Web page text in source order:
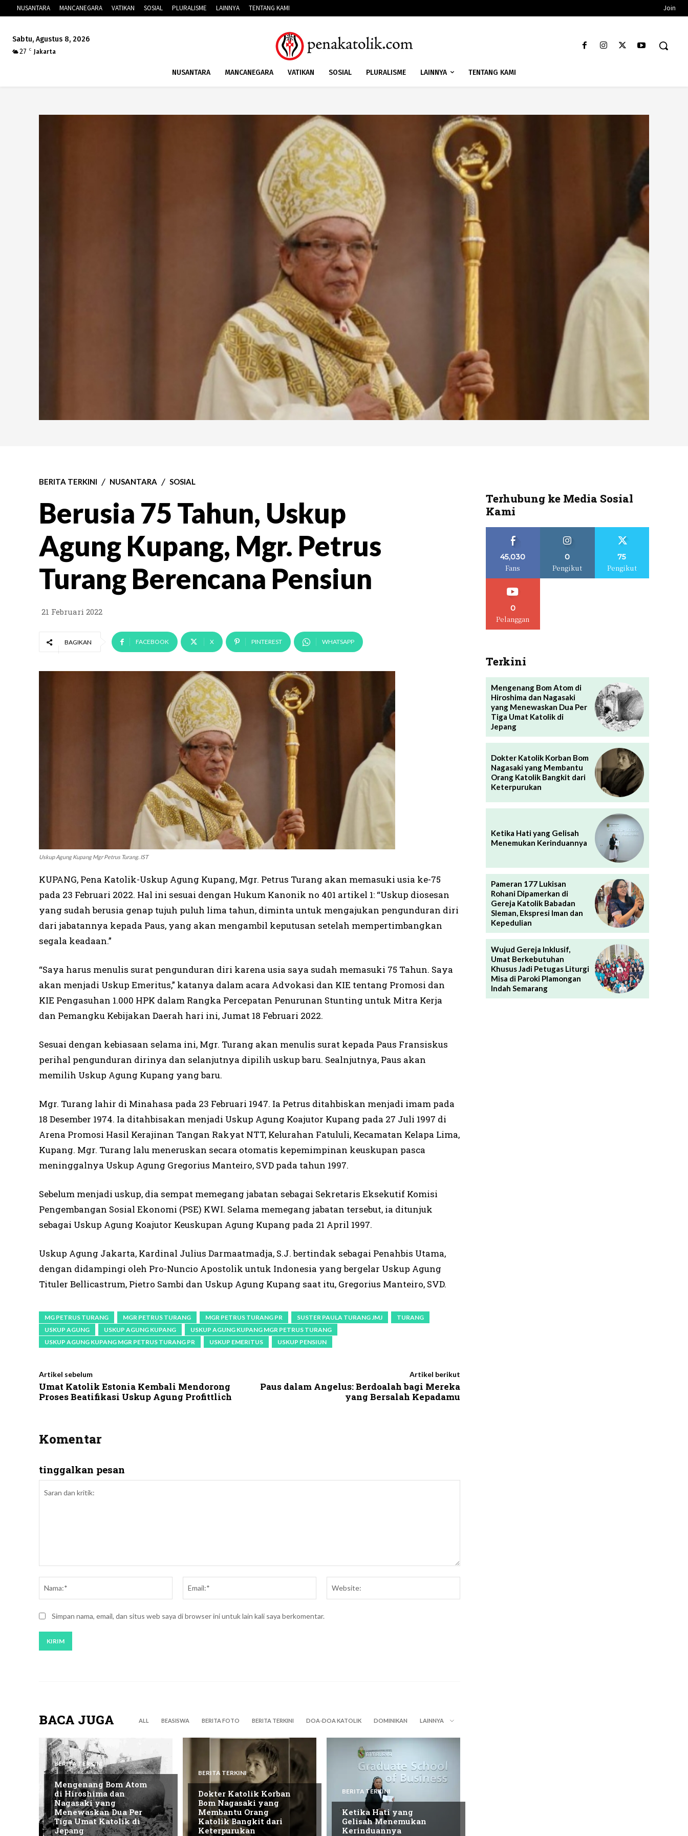
NUSANTARA MANCANEGARA VATIKAN SOSIAL PLURALISME LAINNYA TENTANG KAMI Join
Sabtu, Agustus 8, 2026
27
C Jakarta
NUSANTARA MANCANEGARA VATIKAN SOSIAL PLURALISME LAINNYA TENTANG KAMI
BERITA TERKINI NUSANTARA SOSIAL
Berusia 75 Tahun, Uskup
Agung Kupang, Mgr. Petrus
Turang Berencana Pensiun
21 Februari 2022
BAGIKAN FACEBOOK X PINTEREST WHATSAPP
Uskup Agung Kupang Mgr Petrus Turang. IST
KUPANG, Pena Katolik-Uskup Agung Kupang, Mgr. Petrus Turang akan memasuki usia ke-75
pada 23 Februari 2022. Hal ini sesuai dengan Hukum Kanonik no 401 artikel 1: “Uskup diosesan
yang sudah berusia genap tujuh puluh lima tahun, diminta untuk mengajukan pengunduran diri
dari jabatannya kepada Paus, yang akan mengambil keputusan setelah mempertimbangkan
segala keadaan.”
“Saya harus menulis surat pengunduran diri karena usia saya sudah memasuki 75 Tahun. Saya
akan menjadi Uskup Emeritus,” katanya dalam acara Advokasi dan KIE tentang Promosi dan
KIE Pengasuhan 1.000 HPK dalam Rangka Percepatan Penurunan Stunting untuk Mitra Kerja
dan Pemangku Kebijakan Daerah hari ini, Jumat 18 Februari 2022.
Sesuai dengan kebiasaan selama ini, Mgr. Turang akan menulis surat kepada Paus Fransiskus
perihal pengunduran dirinya dan selanjutnya dipilih uskup baru. Sealnjutnya, Paus akan
memilih Uskup Agung Kupang yang baru.
Mgr. Turang lahir di Minahasa pada 23 Februari 1947. Ia Petrus ditahbiskan menjadi imam pada
18 Desember 1974. Ia ditahbisakan menjadi Uskup Agung Koajutor Kupang pada 27 Juli 1997 di
Arena Promosi Hasil Kerajinan Tangan Rakyat NTT, Kelurahan Fatululi, Kecamatan Kelapa Lima,
Kupang. Mgr. Turang lalu meneruskan secara otomatis kepemimpinan keuskupan pasca
meninggalnya Uskup Agung Gregorius Manteiro, SVD pada tahun 1997.
Sebelum menjadi uskup, dia sempat memegang jabatan sebagai Sekretaris Eksekutif Komisi
Pengembangan Sosial Ekonomi (PSE) KWI. Selama memegang jabatan tersebut, ia ditunjuk
sebagai Uskup Agung Koajutor Keuskupan Agung Kupang pada 21 April 1997.
Uskup Agung Jakarta, Kardinal Julius Darmaatmadja, S.J. bertindak sebagai Penahbis Utama,
dengan didampingi oleh Pro-Nuncio Apostolik untuk Indonesia yang bergelar Uskup Agung
Tituler Bellicastrum, Pietro Sambi dan Uskup Agung Kupang saat itu, Gregorius Manteiro, SVD.
MG PETRUS TURANG MGR PETRUS TURANG MGR PETRUS TURANG PR SUSTER PAULA TURANG JMJ
TURANG
USKUP AGUNG
USKUP AGUNG KUPANG
USKUP AGUNG KUPANG MGR PETRUS TURANG
USKUP AGUNG KUPANG MGR PETRUS TURANG PR
USKUP EMERITUS USKUP PENSIUN
Artikel sebelum
Umat Katolik Estonia Kembali Mendorong
Proses Beatifikasi Uskup Agung Profittlich
Artikel berikut
Paus dalam Angelus: Berdoalah bagi Mereka
yang Bersalah Kepadamu
Komentar
tinggalkan pesan
kritik:
Simpan nama, email, dan situs web saya di browser ini untuk lain kali saya berkomentar.
BACA JUGA ALL BEASISWA BERITA FOTO BERITA TERKINI DOA-DOA KATOLIK DOMINIKAN LAINNYA
BERITA TERKINI
Mengenang Bom Atom
di Hiroshima dan
Nagasaki yang
Menewaskan Dua Per
Tiga Umat Katolik di
Jepang
BERITA TERKINI
Dokter Katolik Korban
Bom Nagasaki yang
Membantu Orang
Katolik Bangkit dari
Keterpurukan
BERITA TERKINI
Ketika Hati yang
Gelisah Menemukan
Kerinduannya
Terhubung ke Media Sosial
Kami
45,030
Fans
0
Pengikut
75
Pengikut
0
Pelanggan
Terkini
Mengenang Bom Atom di
Hiroshima dan Nagasaki
yang Menewaskan Dua Per
Tiga Umat Katolik di
Jepang
Dokter Katolik Korban Bom
Nagasaki yang Membantu
Orang Katolik Bangkit dari
Keterpurukan
Ketika Hati yang Gelisah
Menemukan Kerinduannya
Pameran 177 Lukisan
Rohani Dipamerkan di
Gereja Katolik Babadan
Sleman, Ekspresi Iman dan
Kepedulian
Wujud Gereja Inklusif,
Umat Berkebutuhan
Khusus Jadi Petugas Liturgi
Misa di Paroki Plamongan
Indah Semarang